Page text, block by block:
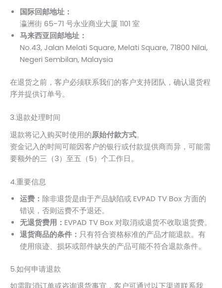
国际回邮地址：
瀛洲街 65-71 号永业商业大厦 1101 室
马来西亚回邮地址：
No.43, Jalan Melati Square, Melati Square, 71800 Nilai,
Negeri Sembilan, Malaysia
在退货之前，客户必须联系我们的客户支持团队，确认退货程
序并提供订单号。
3.退款处理时间
退款将记入购买时使用的原始付款方式。
资金记入的时间可能因客户的银行或付款提供商而异，可能需
要额外的三（3）至五（5）个工作日。
4.重要信息
运费： 除非退货是由于产品缺陷或 EVPAD TV Box 方面的
错误，否则运费不予退还。
无退货费用： EVPAD TV Box 对取消或退货不收取退货费。
退货商品的条件： 只有符合资格标准的产品才能退款。有
使用痕迹、损坏或部件缺失的产品可能不符合退款条件。
5.如何申请退款